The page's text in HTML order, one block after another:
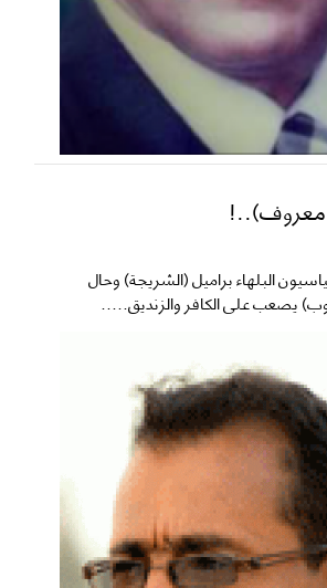
البلهاء براميل (الشريجة) وحال
يصعب على الكافر والزنديق.....